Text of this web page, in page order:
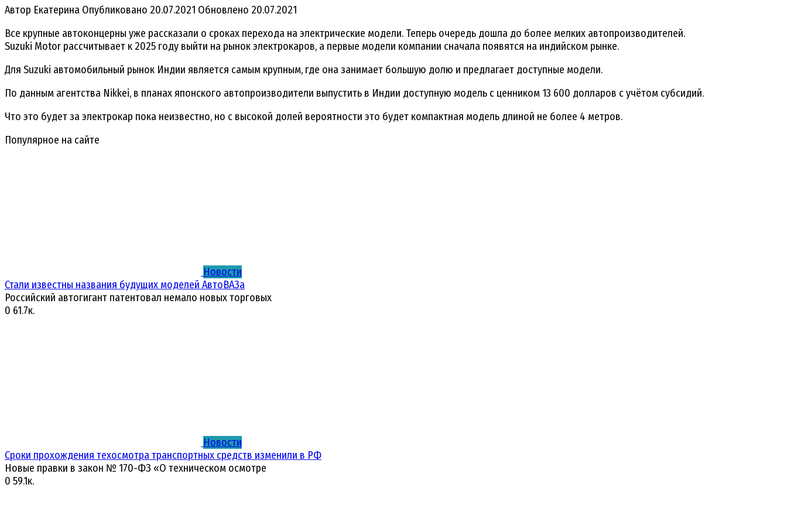
Автор Екатерина Опубликовано 20.07.2021 Обновлено 20.07.2021
Все крупные автоконцерны уже рассказали о сроках перехода на электрические модели. Теперь очередь дошла до более мелких автопроизводителей.
Suzuki Motor рассчитывает к 2025 году выйти на рынок электрокаров, а первые модели компании сначала появятся на индийском рынке.
Для Suzuki автомобильный рынок Индии является самым крупным, где она занимает большую долю и предлагает доступные модели.
По данным агентства Nikkei, в планах японского автопроизводители выпустить в Индии доступную модель с ценником 13 600 долларов с учётом субсидий.
Что это будет за электрокар пока неизвестно, но с высокой долей вероятности это будет компактная модель длиной не более 4 метров.
Популярное на сайте
Новости
Стали известны названия будущих моделей АвтоВАЗа
Российский автогигант патентовал немало новых торговых
0 61.7к.
Новости
Сроки прохождения техосмотра транспортных средств изменили в РФ
Новые правки в закон № 170-ФЗ «О техническом осмотре
0 59.1к.